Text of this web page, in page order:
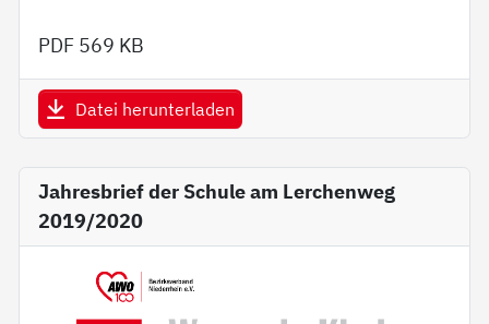
PDF 569 KB
Datei herunterladen
Jahresbrief der Schule am Lerchenweg
2019/2020